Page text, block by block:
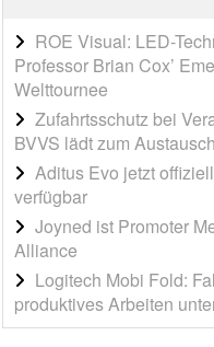
ROE Visual: LED-
Professor Brian Cox’
Welttournee
Zufahrtsschutz bei
BVVS lädt zum Austausch
Aditus Evo jetzt
verfügbar
Joyned ist Promoter
Alliance
Logitech Mobi Fold:
produktives Arbeiten